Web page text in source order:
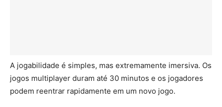
A jogabilidade é simples, mas extremamente imersiva. Os
jogos multiplayer duram até 30 minutos e os jogadores
podem reentrar rapidamente em um novo jogo.